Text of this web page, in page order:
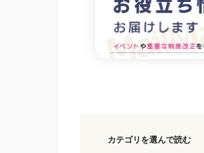
カテゴリを選んで読む